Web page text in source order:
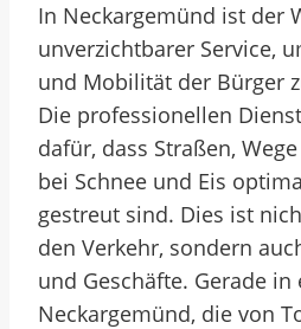
In Neckargemünd ist der
unverzichtbarer Service,
und Mobilität der Bürger
Die professionellen
dafür, dass Straßen,
bei Schnee und Eis
gestreut sind. Dies ist
den Verkehr, sondern
und Geschäfte. Gerade
Neckargemünd, die von